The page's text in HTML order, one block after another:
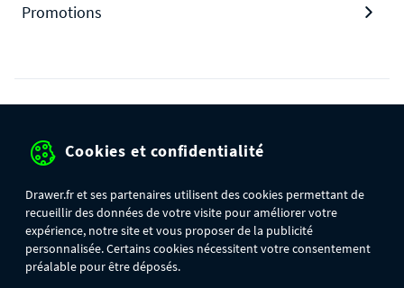
Promotions
Mentions légales
Gérer mes cookies
Cookies et confidentialité
Drawer.fr et ses partenaires utilisent des cookies permettant de
recueillir des données de votre visite pour améliorer votre
expérience, notre site et vous proposer de la publicité
personnalisée. Certains cookies nécessitent votre consentement
préalable pour être déposés.